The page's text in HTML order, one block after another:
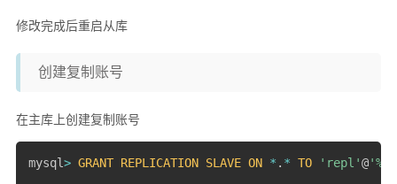
修改完成后重启从库
创建复制账号
在主库上创建复制账号
mysql> GRANT REPLICATION SLAVE ON * . * TO 'repl'@'%'